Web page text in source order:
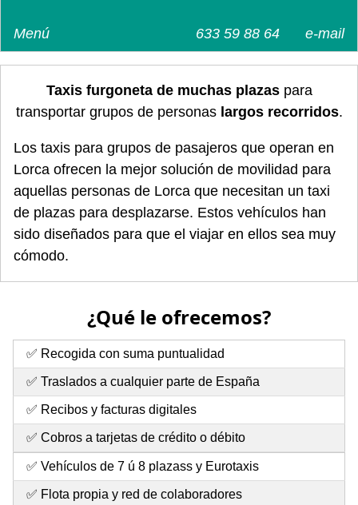
e-mail
633 59 88 64
Menú
Taxis furgoneta de muchas plazaspara
transportar grupos de personas largos recorridos.
Los taxis para grupos de pasajeros que operan en
Lorca ofrecen la mejor solución de movilidad para
aquellas personas de Lorca que necesitan un taxi
de plazas para desplazarse. Estos vehículos han
sido diseñados para que el viajar en ellos sea muy
cómodo.
¿Qué le ofrecemos?
✅ Recogida con suma puntualidad
✅ Traslados a cualquier parte de España
✅ Recibos y facturas digitales
✅ Cobros a tarjetas de crédito o débito
✅ Vehículos de 7 ú 8 plazass y Eurotaxis
✅ Flota propia y red de colaboradores